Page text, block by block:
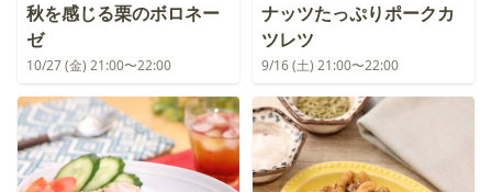
秋を感じる栗のボロネー
ゼ
10/27 (金) 21:00〜22:00
ナッツたっぷりポークカ
ツレツ
9/16 (土) 21:00〜22:00